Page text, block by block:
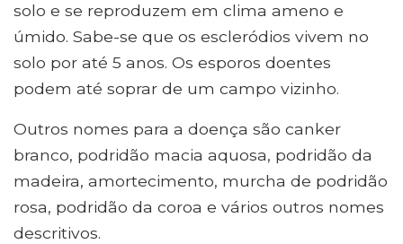
solo e se reproduzem em clima ameno e
úmido. Sabe-se que os escleródios vivem no
solo por até 5 anos. Os esporos doentes
podem até soprar de um campo vizinho.
Outros nomes para a doença são canker
branco, podridão macia aquosa, podridão da
madeira, amortecimento, murcha de podridão
rosa, podridão da coroa e vários outros nomes
descritivos.